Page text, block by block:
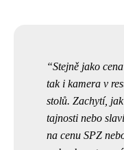
Stejně jako
tak i kamera v
stolů. Zachytí,
tajnosti nebo
na cenu SPZ